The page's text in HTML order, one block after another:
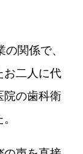
の関係で、
お二人に代
院の歯科衛